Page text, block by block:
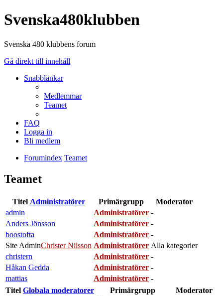
Svenska480klubben
Svenska 480 klubbens forum
Gå direkt till innehåll
Snabblänkar
Medlemmar
Teamet
FAQ
Logga in
Bli medlem
Forumindex Teamet
Teamet
Titel Administratörer Primärgrupp
Moderator
admin
Administratörer -
Anders Jönsson
Administratörer -
boostofta
Administratörer -
Site AdminChrister Nilsson Administratörer Alla kategorier
christern
Administratörer -
Håkan Gedda
Administratörer -
mattias
Administratörer -
Titel Globala moderatorer Primärgrupp
Moderator